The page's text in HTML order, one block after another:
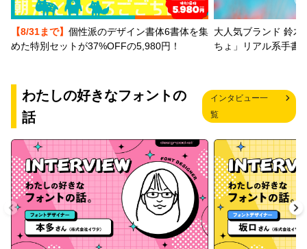
【8/31まで】 個性派のデザイン書体6書体を集
めた特別セットが37%OFFの5,980円！
大人気ブランド 鈴木
ちょ」リアル系手書
わたしの好きなフォントの
話
インタビュー一
覧